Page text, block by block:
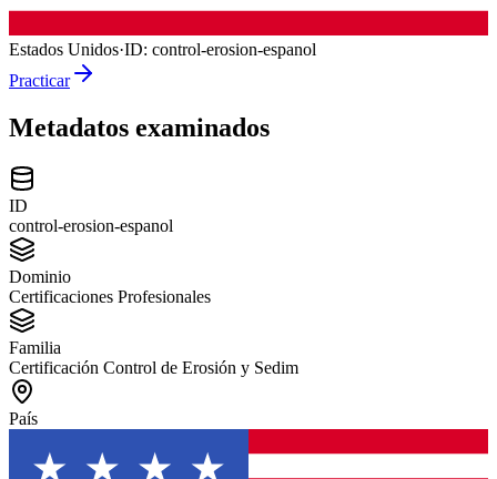
Estados Unidos·ID: control-erosion-espanol
Practicar
Metadatos examinados
ID
control-erosion-espanol
Dominio
Certificaciones Profesionales
Familia
Certificación Control de Erosión y Sedim
País